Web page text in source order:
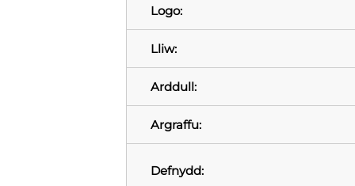
Logo:
Lliw:
Arddull:
Argraffu:
Defnydd: